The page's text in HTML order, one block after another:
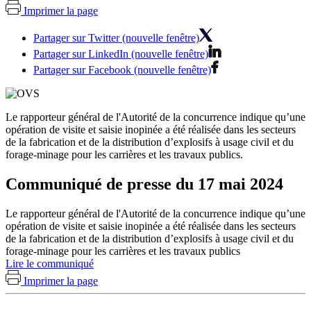
Imprimer la page
Partager sur Twitter (nouvelle fenêtre)
Partager sur LinkedIn (nouvelle fenêtre)
Partager sur Facebook (nouvelle fenêtre)
Le rapporteur général de l'Autorité de la concurrence indique qu’une
opération de visite et saisie inopinée a été réalisée dans les secteurs
de la fabrication et de la distribution d’explosifs à usage civil et du
forage-minage pour les carrières et les travaux publics.
Communiqué de presse du 17 mai 2024
Le rapporteur général de l'Autorité de la concurrence indique qu’une
opération de visite et saisie inopinée a été réalisée dans les secteurs
de la fabrication et de la distribution d’explosifs à usage civil et du
forage-minage pour les carrières et les travaux publics
Lire le communiqué
Imprimer la page